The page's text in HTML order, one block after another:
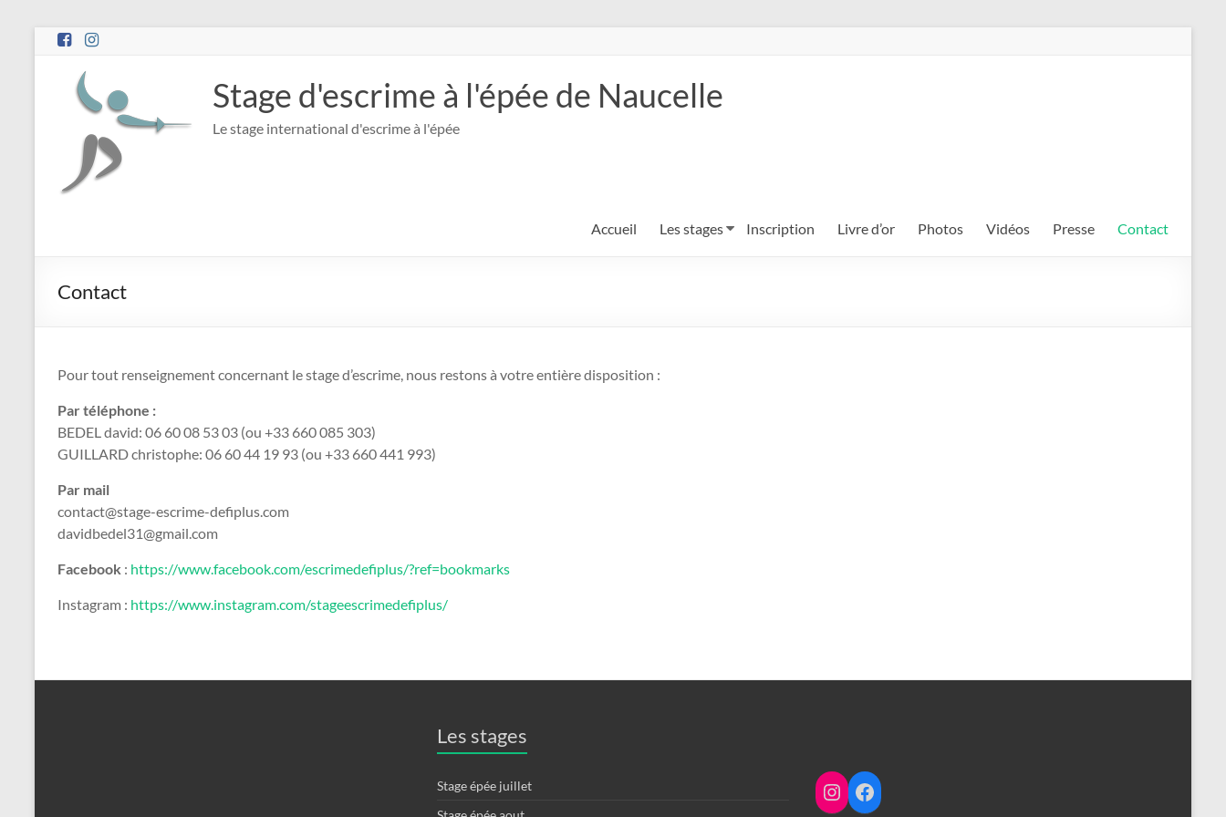
Stage d'escrime à l'épée de Naucelle
Le stage international d'escrime à l'épée
Accueil Les stages Inscription Livre d’or Photos Vidéos Presse Contact
Contact
Pour tout renseignement concernant le stage d’escrime, nous restons à votre entière disposition :
Par téléphone :
BEDEL david: 06 60 08 53 03 (ou +33 660 085 303)
GUILLARD christophe: 06 60 44 19 93 (ou +33 660 441 993)
Par mail
contact@stage-escrime-defiplus.com
davidbedel31@gmail.com
Facebook : https://www.facebook.com/escrimedefiplus/?ref=bookmarks
Instagram : https://www.instagram.com/stageescrimedefiplus/
Les stages
Stage épée juillet